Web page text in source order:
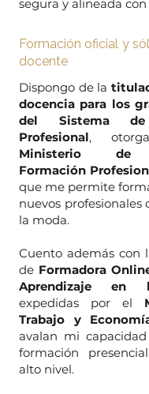
segura y alineada
Formación oficial y
docente
Dispongo de la
docencia para los
del Sistema de
Profesional,
Ministerio de
Formación
que me permite
nuevos profesionales
la moda.
Cuento además con
de Formadora
Aprendizaje en
expedidas por el
Trabajo y
avalan mi
formación
alto nivel.